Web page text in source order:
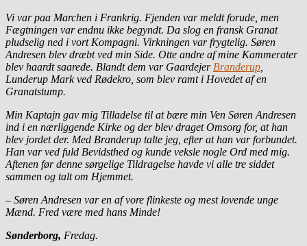
Vi var paa Marchen i Frankrig. Fjenden var meldt forude, men
Fægtningen var endnu ikke begyndt. Da slog en fransk Granat
pludselig ned i vort Kompagni. Virkningen var frygtelig. Søren
Andresen blev dræbt ved min Side. Otte andre af mine Kammerater
blev haardt saarede. Blandt dem var Gaardejer Branderup
Lunderup Mark ved Rødekro, som blev ramt i Hovedet af en
Granatstump.
Min Kaptajn gav mig Tilladelse til at bære min Ven Søren Andresen
ind i en nærliggende Kirke og der blev draget Omsorg for, at han
blev jordet der. Med Branderup talte jeg, efter at han var forbundet.
Han var ved fuld Bevidsthed og kunde veksle nogle Ord med mig.
Aftenen før denne sørgelige Tildragelse havde vi alle tre siddet
sammen og talt om Hjemmet.
– Søren Andresen var en af vore flinkeste og mest lovende unge
Mænd. Fred være med hans Minde!
Sønderborg, Fredag.